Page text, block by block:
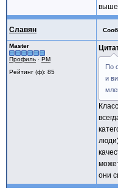
выше
Славян
Master
Профиль · PM
Рейтинг (ф): 85
По
и
они